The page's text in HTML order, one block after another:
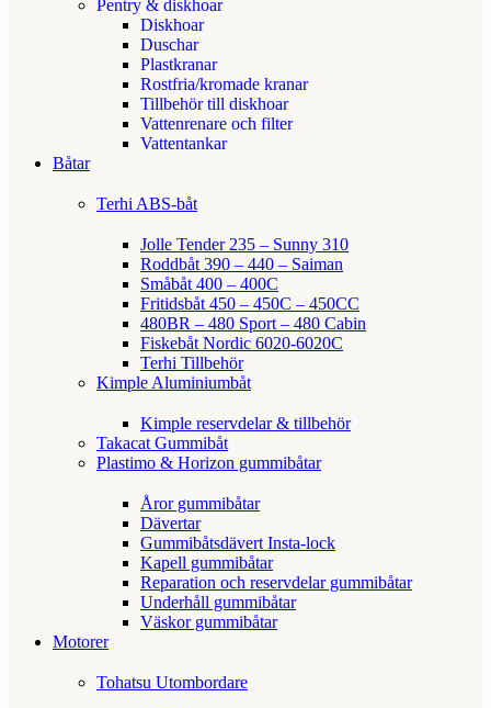
Pentry & diskhoar
Diskhoar
Duschar
Plastkranar
Rostfria/kromade kranar
Tillbehör till diskhoar
Vattenrenare och filter
Vattentankar
Båtar
Terhi ABS-båt
Jolle Tender 235 – Sunny 310
Roddbåt 390 – 440 – Saiman
Småbåt 400 – 400C
Fritidsbåt 450 – 450C – 450CC
480BR – 480 Sport – 480 Cabin
Fiskebåt Nordic 6020-6020C
Terhi Tillbehör
Kimple Aluminiumbåt
Kimple reservdelar & tillbehör
Takacat Gummibåt
Plastimo & Horizon gummibåtar
Åror gummibåtar
Dävertar
Gummibåtsdävert Insta-lock
Kapell gummibåtar
Reparation och reservdelar gummibåtar
Underhåll gummibåtar
Väskor gummibåtar
Motorer
Tohatsu Utombordare